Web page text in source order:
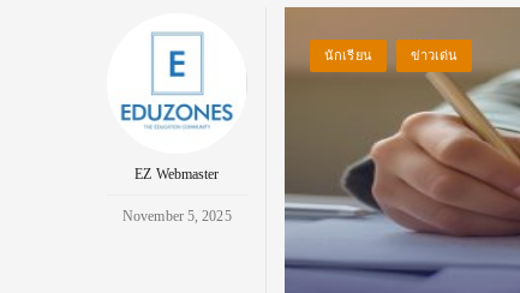
EZ Webmaster
November 5, 2025
นักเรียน ข่าวเด่น